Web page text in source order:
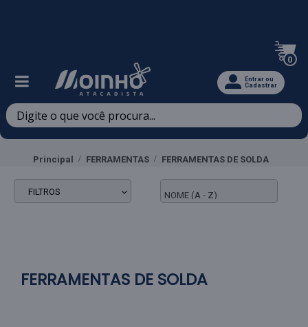
0
Entrar ou
Cadastrar
Principal FERRAMENTAS FERRAMENTAS DE SOLDA
FILTROS
FERRAMENTAS DE SOLDA